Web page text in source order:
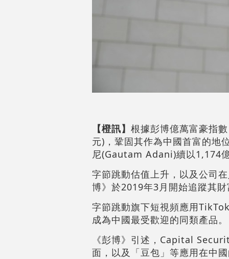
【橙訊】 根據彭博億萬富豪指
元)，鞏固其作為中國首富的
尼(Gautam Adani)續以1,174
字節跳動估值上升，以及公司
博》於2019年3月開始追蹤其
字節跳動旗下短視頻應用
成為中國最受歡迎的同類產品。
《彭博》引述，Capital
面，以及「豆包」等應用在中